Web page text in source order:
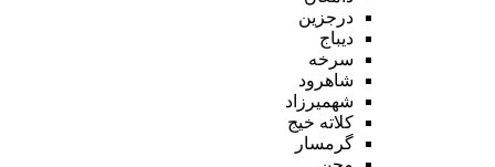
درجزین
دیباج
سرخه
شاهرود
شهمیرزاد
کلاته خیج
گرمسار